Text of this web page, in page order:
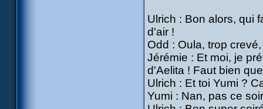
Ulrich : Bon alors, qui
d'air !
Odd : Oula, trop
Jérémie : Et moi, je
d'Aelita ! Faut bien
Ulrich : Et toi Yumi ?
Yumi : Nan, pas ce